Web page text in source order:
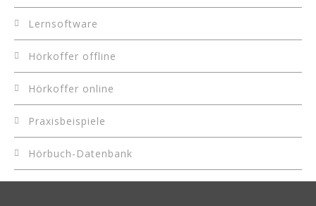
Lernsoftware
Hörkoffer offline
Hörkoffer online
Praxisbeispiele
Hörbuch-Datenbank